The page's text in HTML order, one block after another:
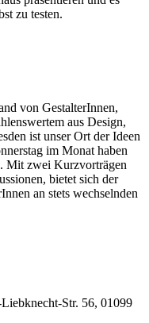
zu testen.
von GestalterInnen,
aus Design,
ist unser Ort der Ideen
im Monat haben
Mit zwei Kurzvorträgen
bietet sich der
an stets wechselnden
Str. 56, 01099